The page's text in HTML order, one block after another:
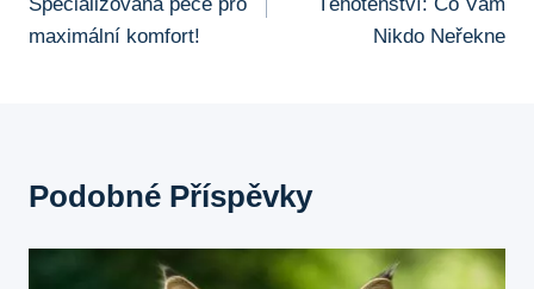
Příspěvek
Specializovaná péče pro
maximální komfort!
Těhotenství: Co Vám
Nikdo Neřekne
Podobné Příspěvky